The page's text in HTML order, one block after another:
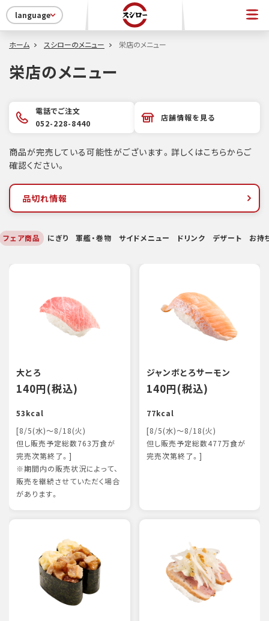
language
ホーム スシローのメニュー 栄店のメニュー
栄店のメニュー
電話でご注文
052-228-8440
店舗情報を見る
商品が完売している可能性がございます。詳しくはこちらからご
確認ください。
品切れ情報
フェア商品 にぎり 軍艦・巻物 サイドメニュー ドリンク デザート お持
大とろ
140円(税込)
53kcal
[8/5(水)～8/18(火)
但し販売予定総数763万食が
完売次第終了。]
※期間内の販売状況によって、
販売を継続させていただく場合
があります。
ジャンボとろサーモン
140円(税込)
77kcal
[8/5(水)～8/18(火)
但し販売予定総数477万食が
完売次第終了。]